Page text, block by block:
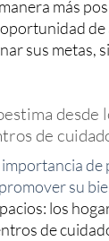
más
sus metas,
desde
de
importancia
su
los
de